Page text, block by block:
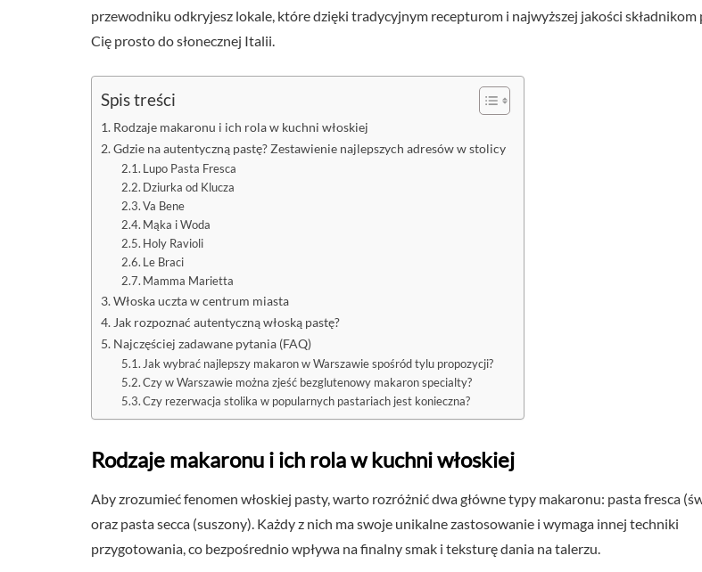
przewodniku odkryjesz lokale, które dzięki tradycyjnym recepturom i najwyższej jakości składnikom
Cię prosto do słonecznej Italii.
Spis treści
Rodzaje makaronu i ich rola w kuchni włoskiej
Gdzie na autentyczną pastę? Zestawienie najlepszych adresów w stolicy
Lupo Pasta Fresca
Dziurka od Klucza
Va Bene
Mąka i Woda
Holy Ravioli
Le Braci
Mamma Marietta
Włoska uczta w centrum miasta
Jak rozpoznać autentyczną włoską pastę?
Najczęściej zadawane pytania (FAQ)
Jak wybrać najlepszy makaron w Warszawie spośród tylu propozycji?
Czy w Warszawie można zjeść bezglutenowy makaron specialty?
Czy rezerwacja stolika w popularnych pastariach jest konieczna?
Rodzaje makaronu i ich rola w kuchni włoskiej
Aby zrozumieć fenomen włoskiej pasty, warto rozróżnić dwa główne typy makaronu: pasta fresca
oraz pasta secca (suszony). Każdy z nich ma swoje unikalne zastosowanie i wymaga innej techniki
przygotowania, co bezpośrednio wpływa na finalny smak i teksturę dania na talerzu.